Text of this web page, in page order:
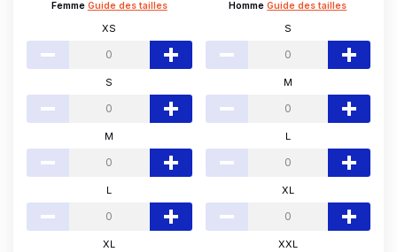
Femme Guide des tailles
XS
S
M
L
XL
Homme Guide des tailles
S
M
L
XL
XXL